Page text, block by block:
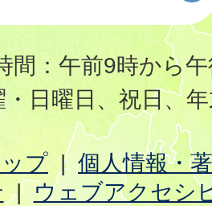
間：午前9時から
・日曜日、祝日、
プ
個人情報・
ウェブアクセシ